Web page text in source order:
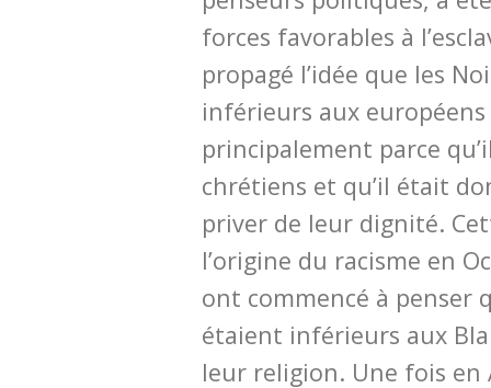
forces favorables à
propagé l’idée que les
inférieurs aux européens
principalement parce
chrétiens et qu’il était
priver de leur dignité.
l’origine du racisme en
ont commencé à penser
étaient inférieurs aux
leur religion. Une fois en